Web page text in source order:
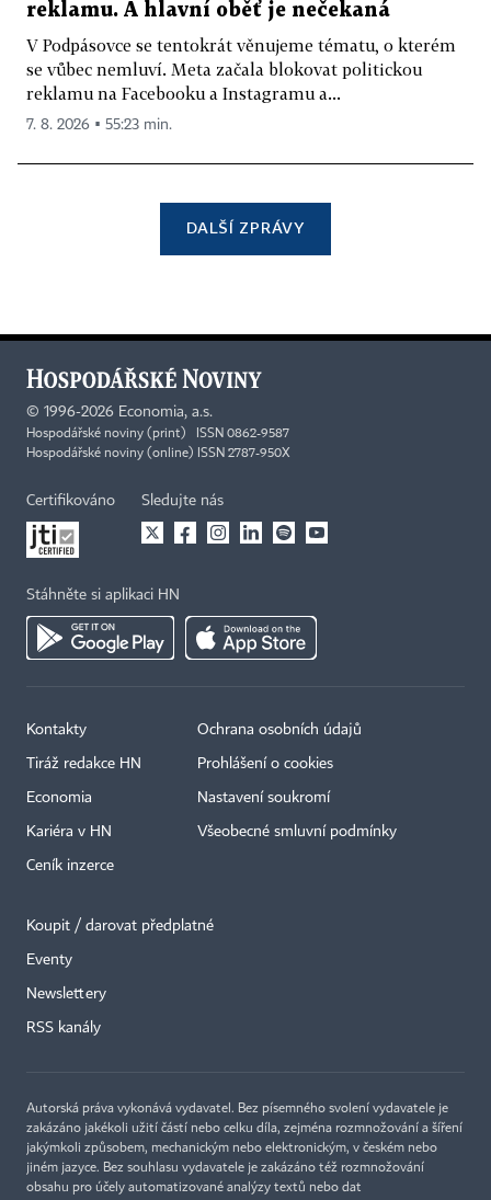
reklamu. A hlavní oběť je nečekaná
V Podpásovce se tentokrát věnujeme tématu, o kterém
se vůbec nemluví. Meta začala blokovat politickou
reklamu na Facebooku a Instagramu a...
7. 8. 2026 ▪ 55:23 min.
DALŠÍ ZPRÁVY
© 1996-2026 Economia, a.s.
Hospodářské noviny (print) ISSN 0862-9587
Hospodářské noviny (online) ISSN 2787-950X
Certifikováno Sledujte nás
Stáhněte si aplikaci HN
Kontakty
Tiráž redakce HN
Economia
Kariéra v HN
Ceník inzerce
Ochrana osobních údajů
Prohlášení o cookies
Nastavení soukromí
Všeobecné smluvní podmínky
Koupit / darovat předplatné
Eventy
Newslettery
RSS kanály
Autorská práva vykonává vydavatel. Bez písemného svolení vydavatele je
zakázáno jakékoli užití částí nebo celku díla, zejména rozmnožování a šíření
jakýmkoli způsobem, mechanickým nebo elektronickým, v českém nebo
jiném jazyce. Bez souhlasu vydavatele je zakázáno též rozmnožování
obsahu pro účely automatizované analýzy textů nebo dat